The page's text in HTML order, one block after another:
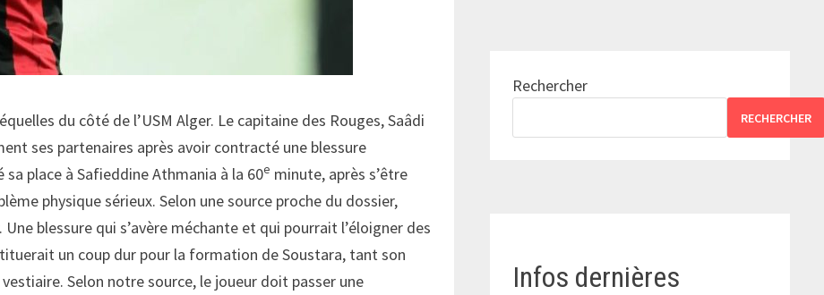
du côté de l’USM Alger. Le capitaine des Rouges, Saâdi
ses partenaires après avoir contracté une blessure
place à Safieddine Athmania à la 60e minute, après s’être
physique sérieux. Selon une source proche du dossier,
blessure qui s’avère méchante et qui pourrait l’éloigner des
un coup dur pour la formation de Soustara, tant son
Selon notre source, le joueur doit passer une
Rechercher
RECHERCHER
Infos dernières